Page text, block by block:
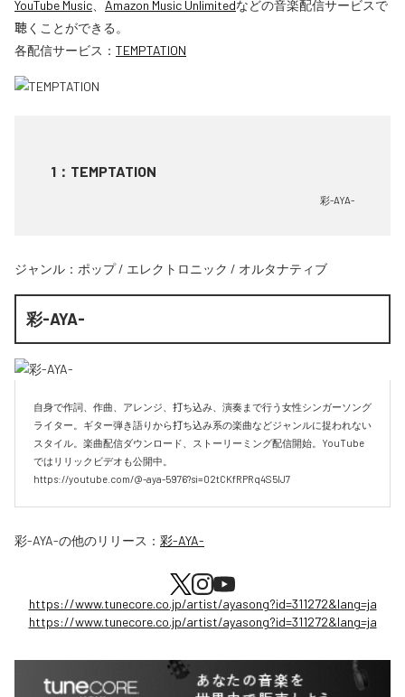
YouTube Music
Amazon Music Unlimitedなどの音楽配信サービスで
聴くことができる。
各配信サービス： TEMPTATION
1 ： TEMPTATION
彩-AYA-
ジャンル： ポップ/ エレクトロニック / オルタナティブ
彩-AYA-
自身で作詞、作曲、アレンジ、打ち込み、演奏まで行う女性シンガーソング
ライター。ギター弾き語りから打ち込み系の楽曲などジャンルに捉われない
スタイル。楽曲配信ダウンロード、ストーリーミング配信開始。YouTube
ではリリックビデオも公開中。
https://youtube.com/@-aya-5976?si=02tCKfRPRq4S5lJ7
彩-AYA-の他のリリース： 彩-AYA-
https://www.tunecore.co.jp/artist/ayasong?id=311272&lang=ja
https://www.tunecore.co.jp/artist/ayasong?id=311272&lang=ja